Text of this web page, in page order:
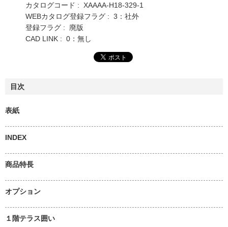
カタログコード : XAAAA-H18-329-1
WEBカタログ登録フラグ : 3：社外
登録フラグ : 廃版
CAD LINK : 0：無し
目次
表紙
INDEX
商品特長
オプション
１階テラス囲い